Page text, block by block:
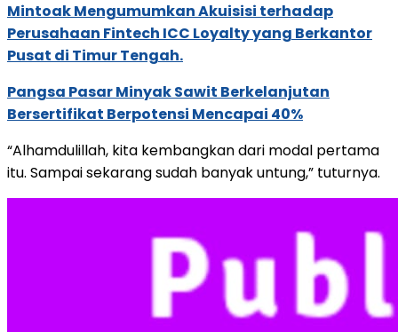
Mintoak Mengumumkan Akuisisi terhadap
Perusahaan Fintech ICC Loyalty yang Berkantor
Pusat di Timur Tengah.
Pangsa Pasar Minyak Sawit Berkelanjutan
Bersertifikat Berpotensi Mencapai 40%
“Alhamdulillah, kita kembangkan dari modal pertama
itu. Sampai sekarang sudah banyak untung,” tuturnya.